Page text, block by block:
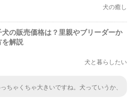
犬の癒し
の販売価格は？里親やブリーダーか
を解説
犬と暮らしたい
ちゃくちゃ大きいですね。犬っていうか、